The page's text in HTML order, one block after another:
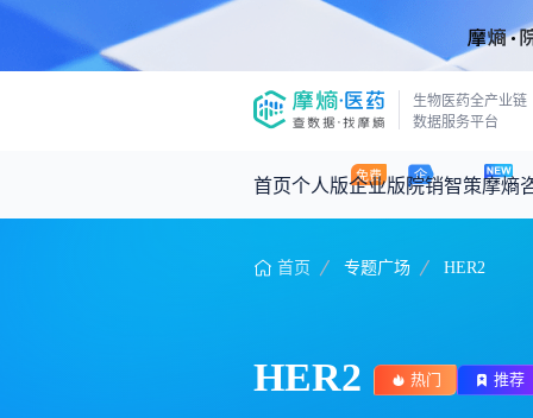
生物医药全产业链
数据服务平台
首页个人版企业版院销智策摩熵
咨询服务
产品立项评估及管线规划
产业/行业调研
摩熵原创
深度分析
政策法规
数据中心
基于市场数据，为您提供全面的市场
王中健
首页 专题广场 HER2
HER2 热门 推荐